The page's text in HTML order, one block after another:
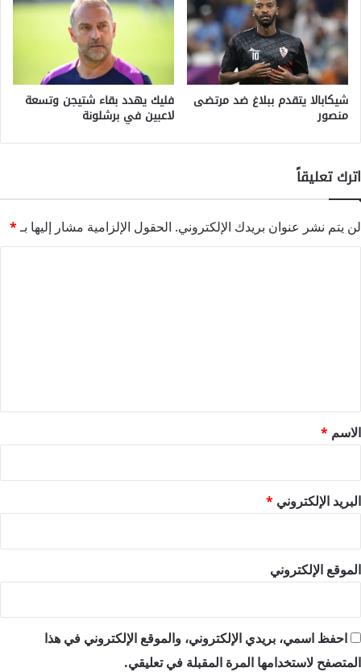
شيكابالا يتقدم ببلاغ ضد مرتضى
منصور
فليك يهدد بقاء شتيجن وتسعة
لاعبين في برشلونة
اترك تعليقاً
لن يتم نشر عنوان بريدك الإلكتروني. الحقول الإلزامية مشار إليها بـ*
*
الاسم *
البريد الإلكتروني *
الموقع الإلكتروني
احفظ اسمي، بريدي الإلكتروني، والموقع الإلكتروني في هذا
المتصفح لاستخدامها المرة المقبلة في تعليقي.